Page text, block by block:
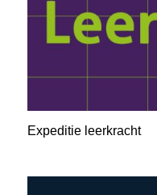
Expeditie leerkracht